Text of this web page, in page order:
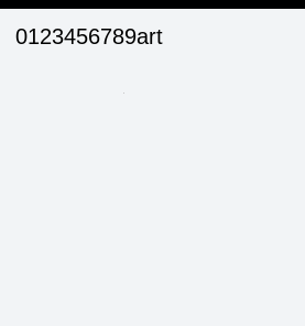
0123456789art